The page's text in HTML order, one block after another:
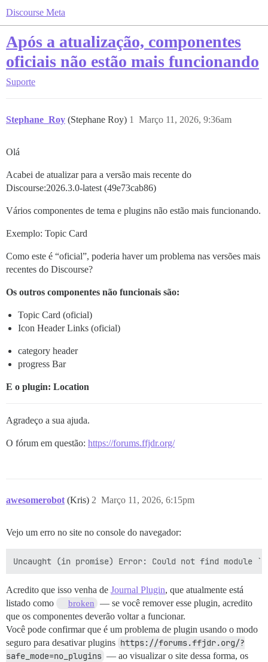
Discourse Meta
Após a atualização, componentes
oficiais não estão mais funcionando
Suporte
Stephane_Roy (Stephane Roy) Março 11, 2026, 9:36am
1
Olá
Acabei de atualizar para a versão mais recente do
Discourse:2026.3.0-latest (49e73cab86)
Vários componentes de tema e plugins não estão mais funcionando.
Exemplo: Topic Card
Como este é “oficial”, poderia haver um problema nas versões mais
recentes do Discourse?
Os outros componentes não funcionais são:
Topic Card (oficial)
Icon Header Links (oficial)
category header
progress Bar
E o plugin: Location
Agradeço a sua ajuda.
O fórum em questão: https://forums.ffjdr.org/
awesomerobot (Kris) Março 11, 2026, 6:15pm
2
Vejo um erro no site no console do navegador:
Acredito que isso venha de Journal Plugin, que atualmente está
listado como
broken
— se você remover esse plugin, acredito
que os componentes deverão voltar a funcionar.
Você pode confirmar que é um problema de plugin usando o modo
seguro para desativar plugins https://forums.ffjdr.org/?
safe_mode=no_plugins — ao visualizar o site dessa forma, os